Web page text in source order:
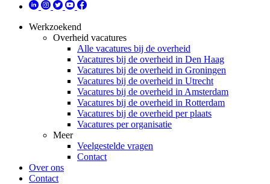
Werkzoekend
Overheid vacatures
Alle vacatures bij de overheid
Vacatures bij de overheid in Den Haag
Vacatures bij de overheid in Groningen
Vacatures bij de overheid in Utrecht
Vacatures bij de overheid in Amsterdam
Vacatures bij de overheid in Rotterdam
Vacatures bij de overheid per plaats
Vacatures per organisatie
Meer
Veelgestelde vragen
Contact
Over ons
Contact